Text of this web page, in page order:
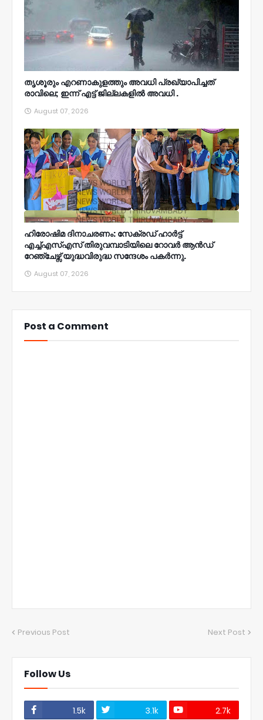
തൃശൂരും എറണാകുളത്തും അവധി പ്രഖ്യാപിച്ചത്
രാവിലെ; ഇന്ന് എട്ട് ജില്ലകളിൽ അവധി .
August 07, 2026
ഹിരോഷിമ ദിനാചരണം: സേക്രഡ് ഹാർട്ട്
എച്ച്എസ്എസ് തിരുവമ്പാടിയിലെ റോവർ ആൻഡ്
റേഞ്ചേഴ്സ് യുദ്ധവിരുദ്ധ സന്ദേശം പകർന്നു.
August 07, 2026
Post a Comment
Previous Post Next Post
Follow Us
1.5k 3.1k
2.7k